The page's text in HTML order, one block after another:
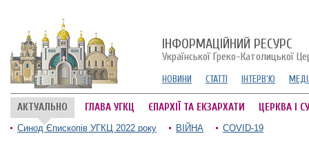
ІНФОРМАЦІЙНИЙ РЕСУРС
Української Греко-Католицької
НОВИНИ СТАТТІ ІНТЕРВ'Ю
АКТУАЛЬНО ГЛАВА УГКЦ ЄПАРХІЇ ТА ЕКЗАРХАТИ ЦЕРКВА І
Синод Єпископів УГКЦ 2022 року ВІЙНА COVID-19